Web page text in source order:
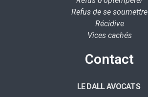
Refus de se soumettre
Récidive
Vices cachés
Contact
LE DALL AVOCATS